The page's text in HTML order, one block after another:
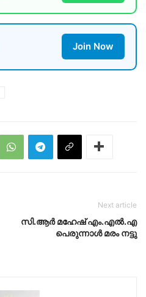
Join Now
Next article
സി.ആർ മഹേഷ്‌ എം.എൽ.എ
പെരുന്നാൾ മരം നട്ടു